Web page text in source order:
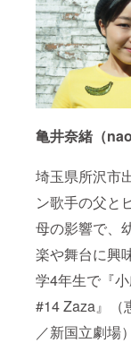
亀井奈緒（
埼玉県所沢市
ン歌手の父と
母の影響で、
楽や舞台に興
学4年生で『
#14 Zaza』（
／新国立劇場